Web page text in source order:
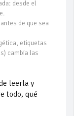
desde el
de que sea
etiquetas
cambia las
leerla y
todo, qué